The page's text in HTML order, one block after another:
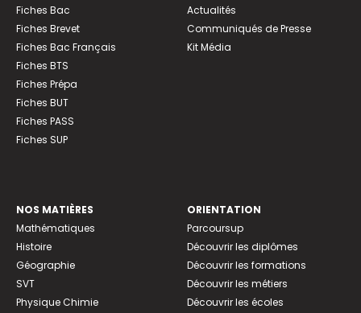
Fiches Bac
Fiches Brevet
Fiches Bac Français
Fiches BTS
Fiches Prépa
Fiches BUT
Fiches PASS
Fiches SUP
Actualités
Communiqués de Presse
Kit Média
NOS MATIÈRES
Mathématiques
Histoire
Géographie
SVT
Physique Chimie
ORIENTATION
Parcoursup
Découvrir les diplômes
Découvrir les formations
Découvrir les métiers
Découvrir les écoles